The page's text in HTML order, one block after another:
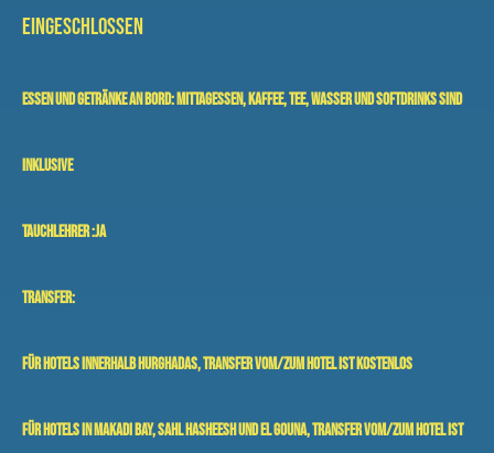
EINGESCHLOSSEN
Essen und Getränke an Bord:Mittagessen, Kaffee, Tee, Wasser und Softdrinks sind
inklusive
Tauchlehrer :Ja
Transfer:
Für Hotels innerhalb Hurghadas,Transfer vom/zum Hotel ist kostenlos
Für Hotels in Makadi Bay, Sahl Hasheesh und El Gouna,Transfer vom/zum Hotel ist